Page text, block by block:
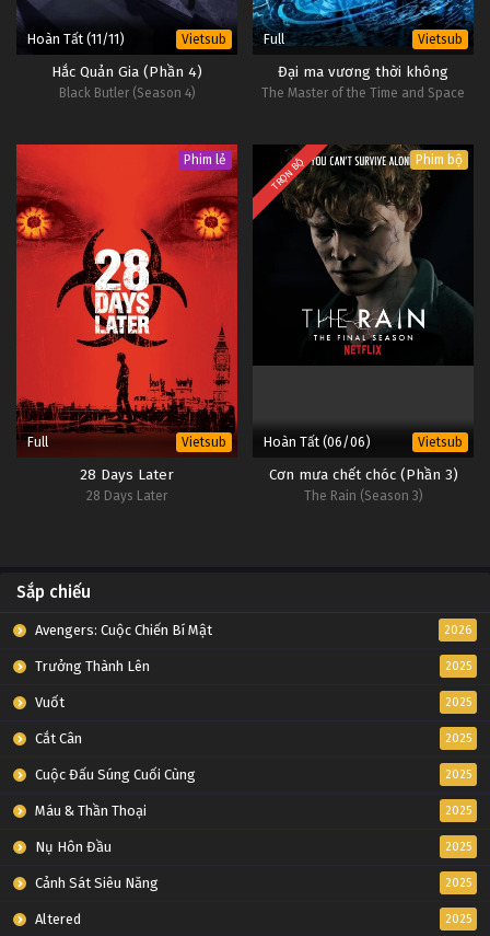
Hoàn Tất (11/11) Vietsub
Hắc Quản Gia (Phần 4)
Black Butler (Season 4)
Full Vietsub
Đại ma vương thời không
The Master of the Time and Space
Phim lẻ
Full Vietsub
28 Days Later
28 Days Later
TRỌN BỘ Phim bộ
Hoàn Tất (06/06) Vietsub
Cơn mưa chết chóc (Phần 3)
The Rain (Season 3)
Sắp chiếu
Avengers: Cuộc Chiến Bí Mật 2026
Trưởng Thành Lên 2025
Vuốt 2025
Cắt Cân 2025
Cuộc Đấu Súng Cuối Cùng 2025
Máu & Thần Thoại 2025
Nụ Hôn Đầu 2025
Cảnh Sát Siêu Năng 2025
Altered 2025